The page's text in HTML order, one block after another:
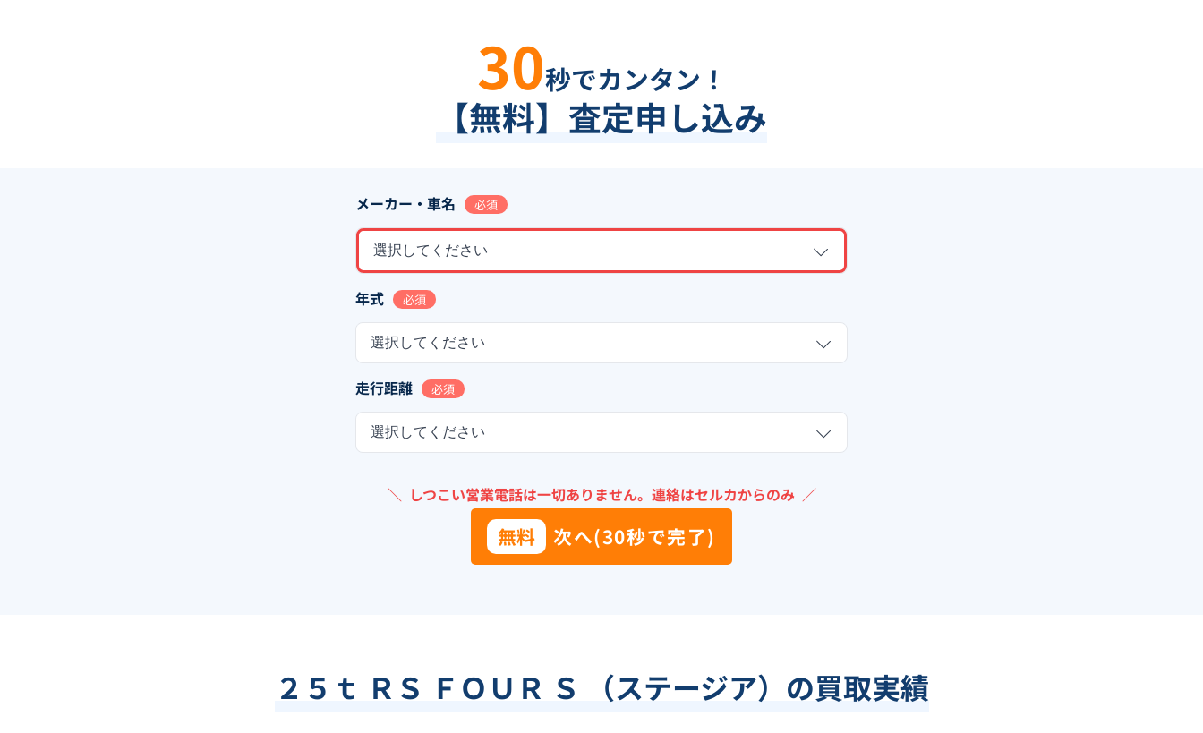
30秒でカンタン！
【無料】査定申し込み
メーカー・車名 必須
選択してください
年式 必須
選択してください
走行距離 必須
選択してください
＼ しつこい営業電話は一切ありません。 連絡はセルカからのみ ／
無料 次へ(30秒で完了)
２５ｔ ＲＳ ＦＯＵＲ Ｓ （ステージア）の買取実績